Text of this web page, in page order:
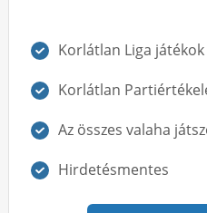
Korlátlan Liga játékok
Korlátlan
Az összes valaha
Hirdetésmentes